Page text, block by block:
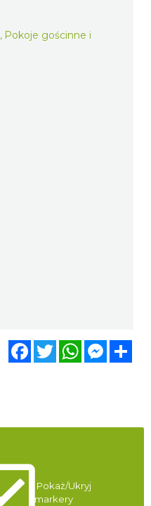
, Pokoje gościnne i
FacebookTwitterWhatsApp
Pokaż/Ukryj
markery